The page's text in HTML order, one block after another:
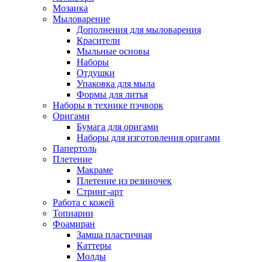
Мозаика
Мыловарение
Дополнения для мыловарения
Красители
Мыльные основы
Наборы
Отдушки
Упаковка для мыла
Формы для литья
Наборы в технике пэчворк
Оригами
Бумага для оригами
Наборы для изготовления оригами
Папертоль
Плетение
Макраме
Плетение из резиночек
Стринг-арт
Работа с кожей
Топиарии
Фоамиран
Замша пластичная
Каттеры
Молды